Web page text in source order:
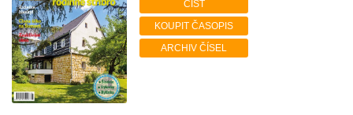
ČÍST
KOUPIT ČASOPIS
ARCHIV ČÍSEL